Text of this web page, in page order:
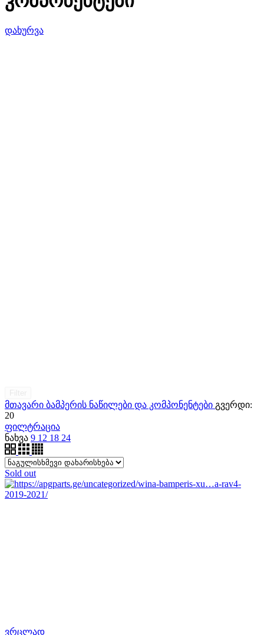
დახურვა
მთავარი ბამპერის ნაწილები და კომპონენტები გვერდი:
20
ფილტრაცია
ნახვა 9 12 18 24
Sold out
ვრცლად